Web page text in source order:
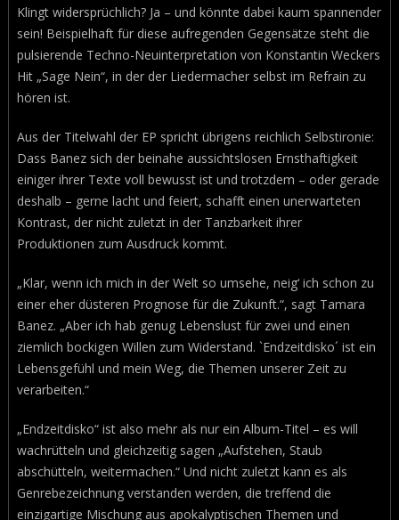
Klingt widersprüchlich? Ja – und könnte dabei kaum spannender
sein! Beispielhaft für diese aufregenden Gegensätze steht die
pulsierende Techno-Neuinterpretation von Konstantin Weckers
Hit „Sage Nein“, in der der Liedermacher selbst im Refrain zu
hören ist.
Aus der Titelwahl der EP spricht übrigens reichlich Selbstironie:
Dass Banez sich der beinahe aussichtslosen Ernsthaftigkeit
einiger ihrer Texte voll bewusst ist und trotzdem – oder gerade
deshalb – gerne lacht und feiert, schafft einen unerwarteten
Kontrast, der nicht zuletzt in der Tanzbarkeit ihrer
Produktionen zum Ausdruck kommt.
„Klar, wenn ich mich in der Welt so umsehe, neig‘ ich schon zu
einer eher düsteren Prognose für die Zukunft.“, sagt Tamara
Banez. „Aber ich hab genug Lebenslust für zwei und einen
ziemlich bockigen Willen zum Widerstand. `Endzeitdisko´ ist ein
Lebensgefühl und mein Weg, die Themen unserer Zeit zu
verarbeiten.“
„Endzeitdisko“ ist also mehr als nur ein Album-Titel – es will
wachrütteln und gleichzeitig sagen „Aufstehen, Staub
abschütteln, weitermachen.“ Und nicht zuletzt kann es als
Genrebezeichnung verstanden werden, die treffend die
einzigartige Mischung aus apokalyptischen Themen und